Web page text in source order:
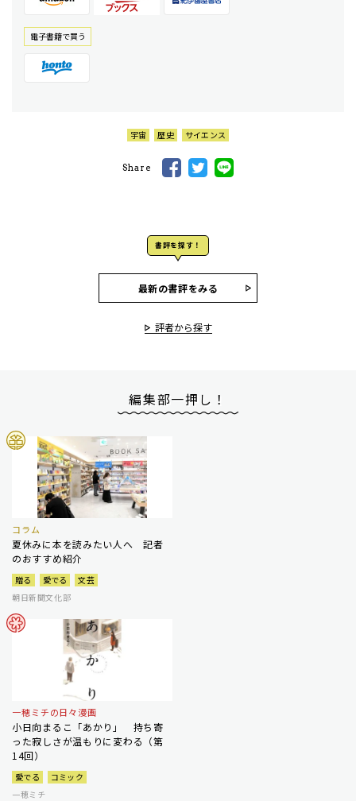
電⼦書籍で買う
宇宙 歴史 サイエンス
Share
書評を探す！
最新の書評をみる
評者から探す
編集部一押し！
コラム
夏休みに本を読みたい人へ 記者
のおすすめ紹介
贈る 愛でる
文芸
朝日新聞文化部
一穂ミチの日々漫画
小日向まるこ「あかり」 持ち寄
った寂しさが温もりに変わる（第
14回）
愛でる
コミック
一穂ミチ